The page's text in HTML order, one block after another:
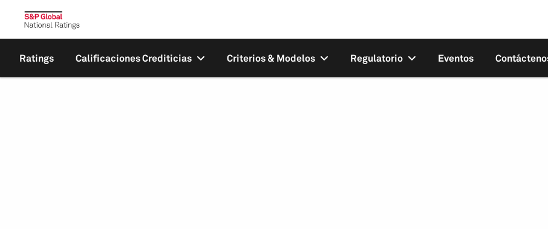
Ratings Calificaciones Crediticias Criterios & Modelos Regulatorio Eventos